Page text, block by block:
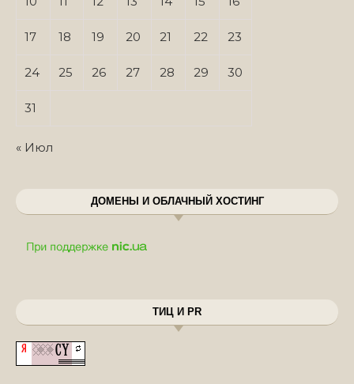
17 18 19 20 21 22 23
24 25 26 27 28 29 30
31
« Июл
ДОМЕНЫ И ОБЛАЧНЫЙ ХОСТИНГ
ТИЦ И PR